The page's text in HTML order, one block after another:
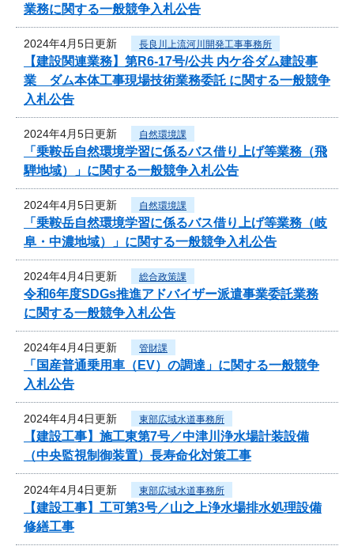
業務に関する一般競争入札公告
2024年4月5日更新 長良川上流河川開発工事事務所
【建設関連業務】第R6-17号/公共 内ケ谷ダム建設事
業 ダム本体工事現場技術業務委託 に関する一般競争
入札公告
2024年4月5日更新 自然環境課
「乗鞍岳自然環境学習に係るバス借り上げ等業務（飛
騨地域）」に関する一般競争入札公告
2024年4月5日更新 自然環境課
「乗鞍岳自然環境学習に係るバス借り上げ等業務（岐
阜・中濃地域）」に関する一般競争入札公告
2024年4月4日更新 総合政策課
令和6年度SDGs推進アドバイザー派遣事業委託業務
に関する一般競争入札公告
2024年4月4日更新 管財課
「国産普通乗用車（EV）の調達」に関する一般競争
入札公告
2024年4月4日更新 東部広域水道事務所
【建設工事】施工東第7号／中津川浄水場計装設備
（中央監視制御装置）長寿命化対策工事
2024年4月4日更新 東部広域水道事務所
【建設工事】工可第3号／山之上浄水場排水処理設備
修繕工事